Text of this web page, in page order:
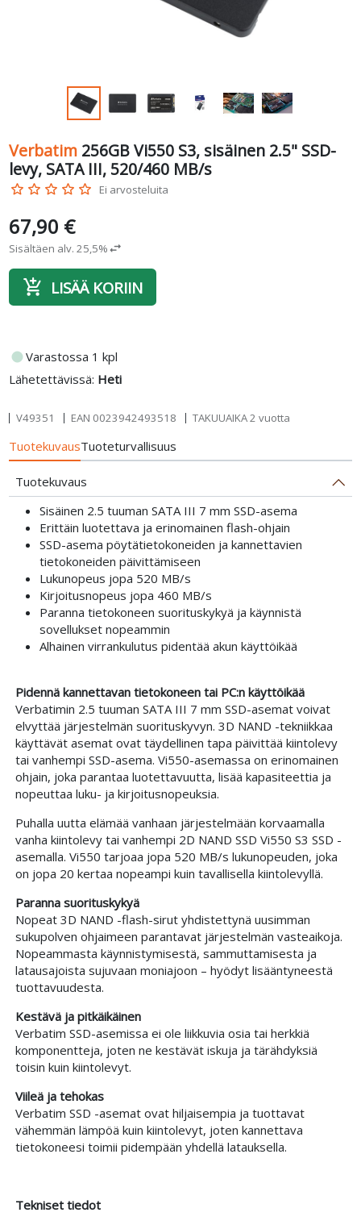
Verbatim 256GB Vi550 S3, sisäinen 2.5" SSD-
levy, SATA III, 520/460 MB/s
star_border star_border star_border star_border star_border Ei arvosteluita
67,90 €
Sisältäen alv. 25,5%swap_horiz
add_shopping_cart LISÄÄ KORIIN
fiber_manual_recordVarastossa 1 kpl
Lähetettävissä: Heti
V49351 EAN 0023942493518 TAKUUAIKA 2 vuotta
TuotekuvausTuoteturvallisuus
Tuotekuvaus
Sisäinen 2.5 tuuman SATA III 7 mm SSD-asema
Erittäin luotettava ja erinomainen flash-ohjain
SSD-asema pöytätietokoneiden ja kannettavien
tietokoneiden päivittämiseen
Lukunopeus jopa 520 MB/s
Kirjoitusnopeus jopa 460 MB/s
Paranna tietokoneen suorituskykyä ja käynnistä
sovellukset nopeammin
Alhainen virrankulutus pidentää akun käyttöikää
Pidennä kannettavan tietokoneen tai PC:n käyttöikää
Verbatimin 2.5 tuuman SATA III 7 mm SSD-asemat voivat
elvyttää järjestelmän suorituskyvyn. 3D NAND -tekniikkaa
käyttävät asemat ovat täydellinen tapa päivittää kiintolevy
tai vanhempi SSD-asema. Vi550-asemassa on erinomainen
ohjain, joka parantaa luotettavuutta, lisää kapasiteettia ja
nopeuttaa luku- ja kirjoitusnopeuksia.
Puhalla uutta elämää vanhaan järjestelmään korvaamalla
vanha kiintolevy tai vanhempi 2D NAND SSD Vi550 S3 SSD -
asemalla. Vi550 tarjoaa jopa 520 MB/s lukunopeuden, joka
on jopa 20 kertaa nopeampi kuin tavallisella kiintolevyllä.
Paranna suorituskykyä
Nopeat 3D NAND -flash-sirut yhdistettynä uusimman
sukupolven ohjaimeen parantavat järjestelmän vasteaikoja.
Nopeammasta käynnistymisestä, sammuttamisesta ja
latausajoista sujuvaan moniajoon – hyödyt lisääntyneestä
tuottavuudesta.
Kestävä ja pitkäikäinen
Verbatim SSD-asemissa ei ole liikkuvia osia tai herkkiä
komponentteja, joten ne kestävät iskuja ja tärähdyksiä
toisin kuin kiintolevyt.
Viileä ja tehokas
Verbatim SSD -asemat ovat hiljaisempia ja tuottavat
vähemmän lämpöä kuin kiintolevyt, joten kannettava
tietokoneesi toimii pidempään yhdellä latauksella.
Tekniset tiedot